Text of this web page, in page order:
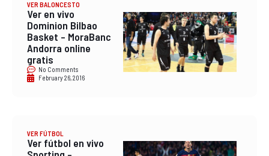
VER BALONCESTO
Ver en vivo
Dominion Bilbao
Basket – MoraBanc
Andorra online
gratis
No Comments
February 26, 2016
VER FÚTBOL
Ver fútbol en vivo